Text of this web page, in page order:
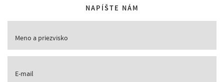
NAPÍŠTE NÁM
Meno a priezvisko
E-mail